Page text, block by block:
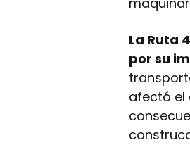
La Ruta
por su
afectó el